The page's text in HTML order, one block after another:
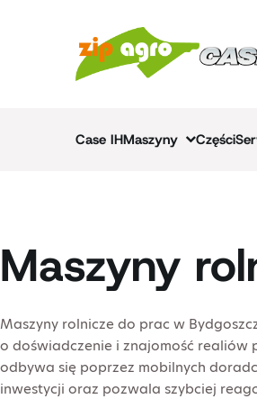
Case IHMaszyny Części
Maszyny
Maszyny rolnicze do prac w
o doświadczenie i znajomość realiów
odbywa się poprzez mobilnych
inwestycji oraz pozwala szybciej